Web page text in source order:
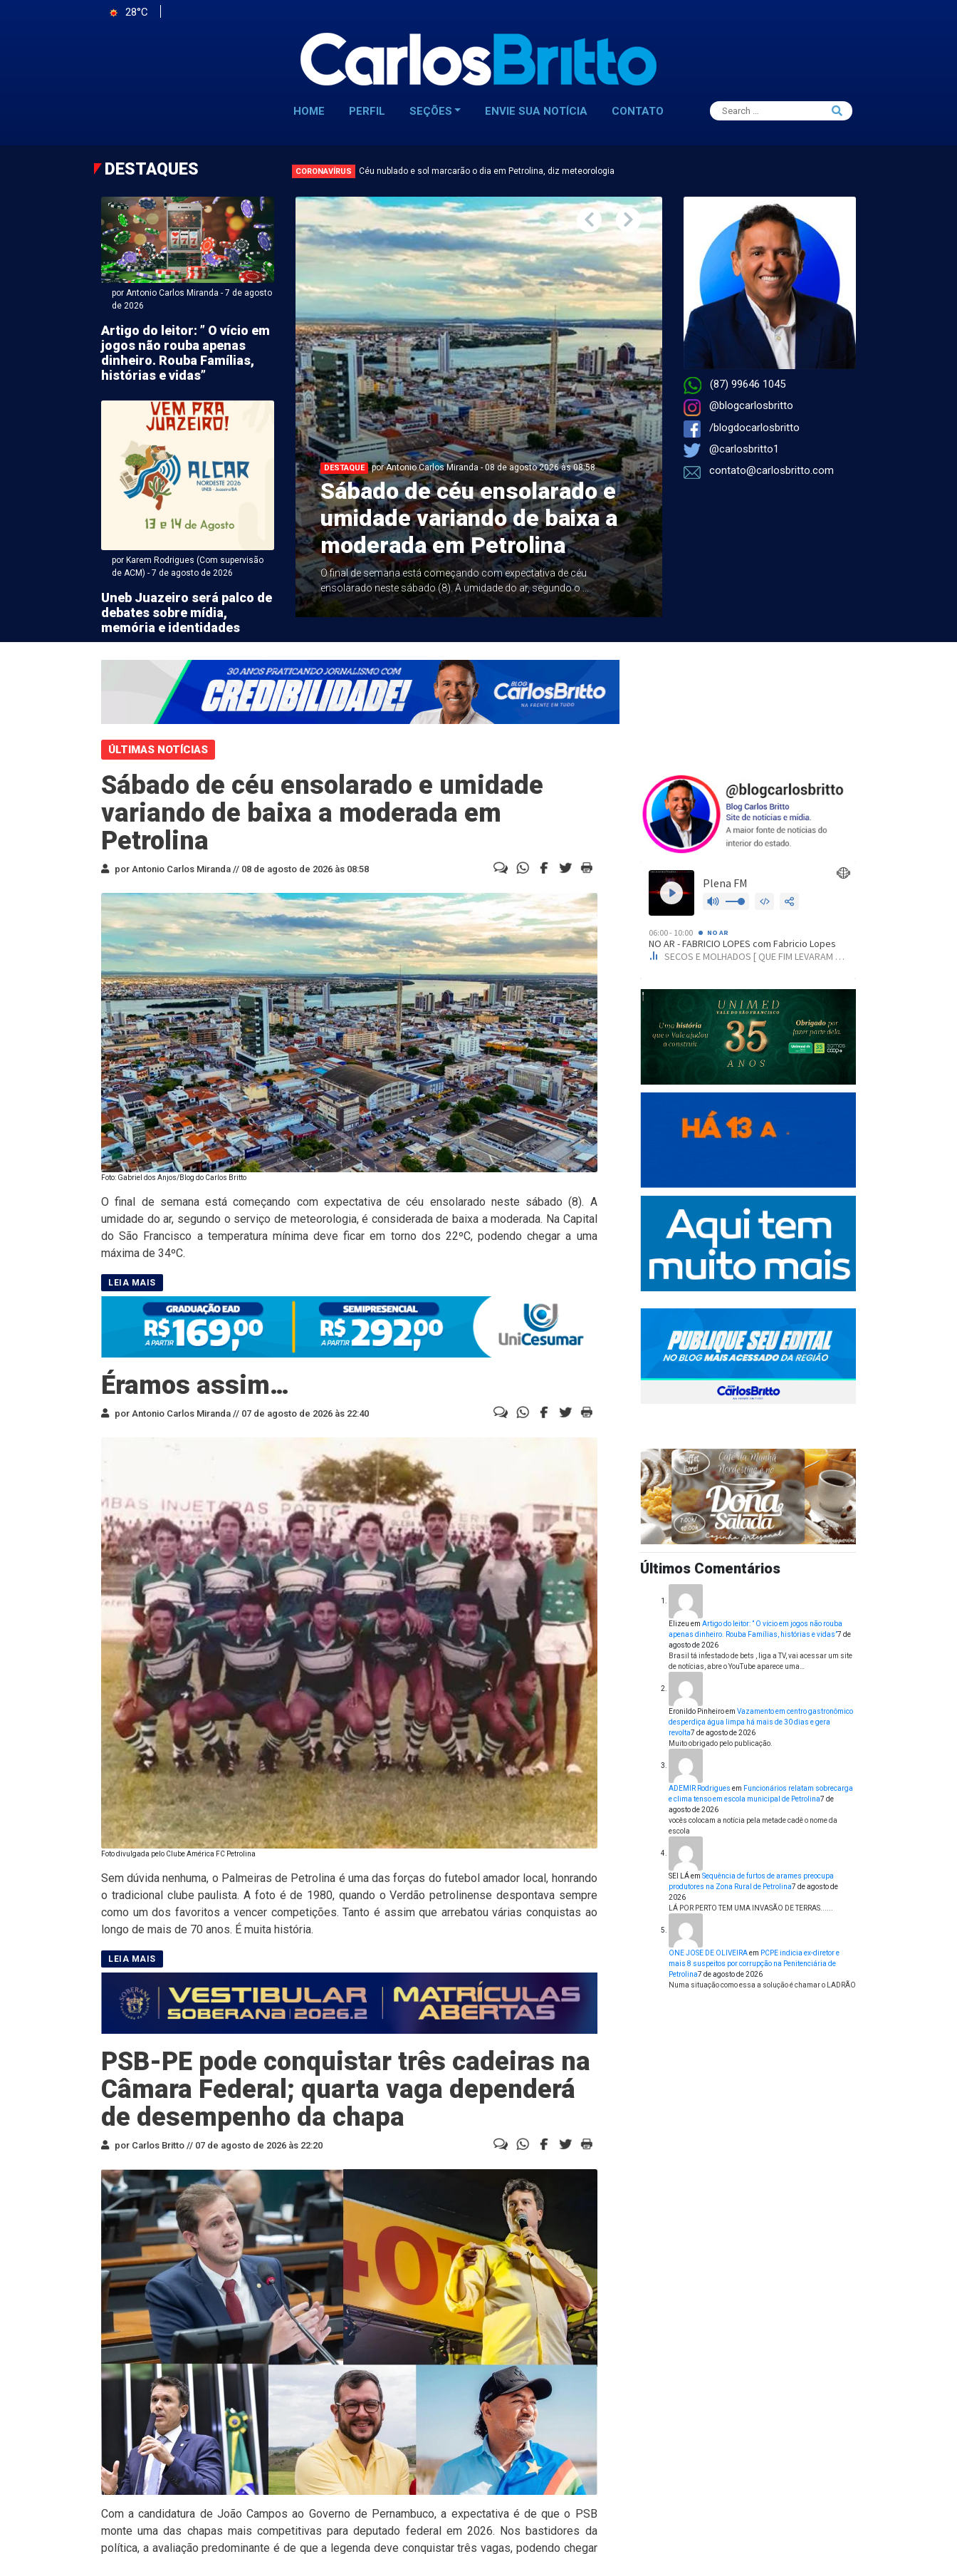
28°C
HOME PERFIL SEÇÕES ENVIE SUA NOTÍCIA CONTATO
Search
for:
Search
DESTAQUES CORONAVÍRUS Céu nublado e sol marcarão o dia em Petrolina, diz meteorologia
por Antonio Carlos Miranda - 7 de agosto
de 2026
Artigo do leitor: ” O vício em
jogos não rouba apenas
dinheiro. Rouba Famílias,
histórias e vidas”
por Karem Rodrigues (Com supervisão
de ACM) - 7 de agosto de 2026
Uneb Juazeiro será palco de
debates sobre mídia,
memória e identidades
Carlos Miranda - 07 de agosto 2026 às 21:57
orientará
de Campo Alegre
sobre educação
a lidar com dinheiro desde cedo é um dos caminhos
DESTAQUE por Antonio Carlos Miranda - 08 de agosto 2026 às 08:58
Sábado de céu ensolarado e
umidade variando de baixa a
moderada em Petrolina
O final de semana está começando com expectativa de céu
ensolarado neste sábado (8). A umidade do ar, segundo o ...
(87) 99646 1045
@blogcarlosbritto
/blogdocarlosbritto
@carlosbritto1
contato@carlosbritto.com
ÚLTIMAS NOTÍCIAS
Sábado de céu ensolarado e umidade
variando de baixa a moderada em
Petrolina
por Antonio Carlos Miranda // 08 de agosto de 2026 às 08:58
Foto: Gabriel dos Anjos/Blog do Carlos Britto
O final de semana está começando com expectativa de céu ensolarado neste sábado (8). A
umidade do ar, segundo o serviço de meteorologia, é considerada de baixa a moderada. Na Capital
do São Francisco a temperatura mínima deve ficar em torno dos 22ºC, podendo chegar a uma
máxima de 34ºC.
Éramos assim…
por Antonio Carlos Miranda // 07 de agosto de 2026 às 22:40
Foto divulgada pelo Clube América FC Petrolina
Sem dúvida nenhuma, o Palmeiras de Petrolina é uma das forças do futebol amador local, honrando
o tradicional clube paulista. A foto é de 1980, quando o Verdão petrolinense despontava sempre
como um dos favoritos a vencer competições. Tanto é assim que arrebatou várias conquistas ao
longo de mais de 70 anos. É muita história.
PSB-PE pode conquistar três cadeiras na
Câmara Federal; quarta vaga dependerá
de desempenho da chapa
por Carlos Britto // 07 de agosto de 2026 às 22:20
Com a candidatura de João Campos ao Governo de Pernambuco, a expectativa é de que o PSB
monte uma das chapas mais competitivas para deputado federal em 2026. Nos bastidores da
política, a avaliação predominante é de que a legenda deve conquistar três vagas, podendo chegar
Últimos Comentários
Elizeu em Artigo do leitor: ” O vício em jogos não rouba
apenas dinheiro. Rouba Famílias, histórias e vidas”7 de
agosto de 2026
Brasil tá infestado de bets , liga a TV, vai acessar um site
de notícias, abre o YouTube aparece uma…
Eronildo Pinheiroem Vazamento em centro gastronômico
desperdiça água limpa há mais de 30 dias e gera
revolta7 de agosto de 2026
Muito obrigado pelo publicação.
ADEMIR Rodrigues em Funcionários relatam sobrecarga
e clima tenso em escola municipal de Petrolina7 de
agosto de 2026
vocês colocam a notícia pela metade cadê o nome da
escola
SEI LÁem Sequência de furtos de arames preocupa
produtores na Zona Rural de Petrolina7 de agosto de
2026
LÁ POR PERTO TEM UMA INVASÃO DE TERRAS......
ONE JOSE DE OLIVEIRAem PCPE indicia ex-diretor e
mais 8 suspeitos por corrupção na Penitenciária de
Petrolina7 de agosto de 2026
Numa situação como essa a solução é chamar o LADRÃO